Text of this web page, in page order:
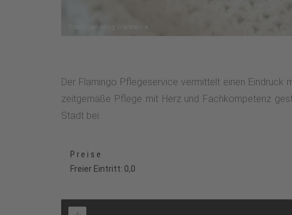
Der Flamingo Pflegeservice vermittelt einen Eindruck
zeitgemäße Pflege mit Herz und Fachkompetenz
Stadt bei.
Preise
Freier Eintritt: 0,0